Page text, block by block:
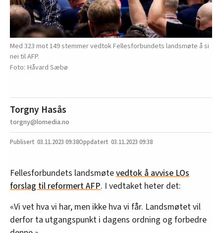
Med 323 mot 149 stemmer vedtok Fellesforbundets landsmøte å si
nei til AFP.
Håvard Sæbø
Torgny Hasås
torgny@lomedia.no
03.11.2023 09:38 03.11.2023 09:38
Fellesforbundets landsmøtevedtok å avvise LOs
forslag til reformert AFP. I vedtaket heter det:
«Vi vet hva vi har, men ikke hva vi får. Landsmøtet vil
derfor ta utgangspunkt i dagens ordning og forbedre